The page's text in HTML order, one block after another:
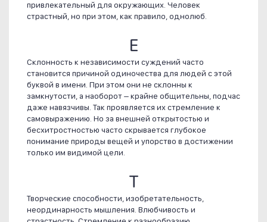
привлекательный для окружающих. Человек
страстный, но при этом, как правило, однолюб.
Е
Склонность к независимости суждений часто
становится причиной одиночества для людей с этой
буквой в имени. При этом они не склонны к
замкнутости, а наоборот – крайне общительны, подчас
даже навязчивы. Так проявляется их стремление к
самовыражению. Но за внешней открытостью и
бесхитростностью часто скрывается глубокое
понимание природы вещей и упорство в достижении
только им видимой цели.
Т
Творческие способности, изобретательность,
неординарность мышления. Влюбчивость и